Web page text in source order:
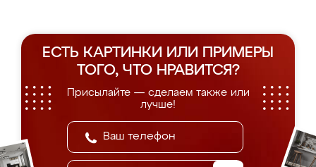
ЕСТЬ КАРТИНКИ ИЛИ ПРИМЕРЫ
ТОГО, ЧТО НРАВИТСЯ?
Присылайте — сделаем также или
лучше!